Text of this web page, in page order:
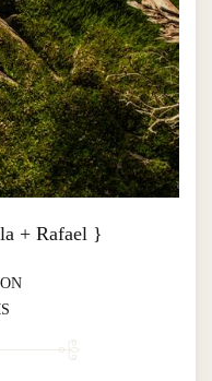
+ Rafael }